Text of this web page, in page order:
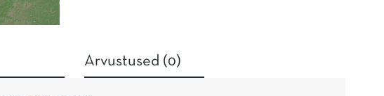
Arvustused (0)